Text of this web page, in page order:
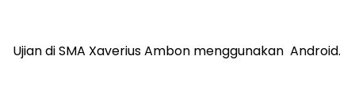
Ujian di SMA Xaverius Ambon menggunakan Android.